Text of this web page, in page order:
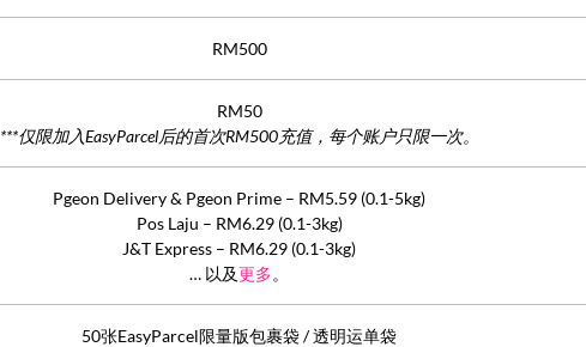
RM500
RM50
***仅限加入EasyParcel后的首次RM500充值，每个账户只限一次。
Pgeon Delivery & Pgeon Prime – RM5.59 (0.1-5kg)
Pos Laju – RM6.29 (0.1-3kg)
J&T Express – RM6.29 (0.1-3kg)
… 以及更多。
50张EasyParcel限量版包裹袋 / 透明运单袋